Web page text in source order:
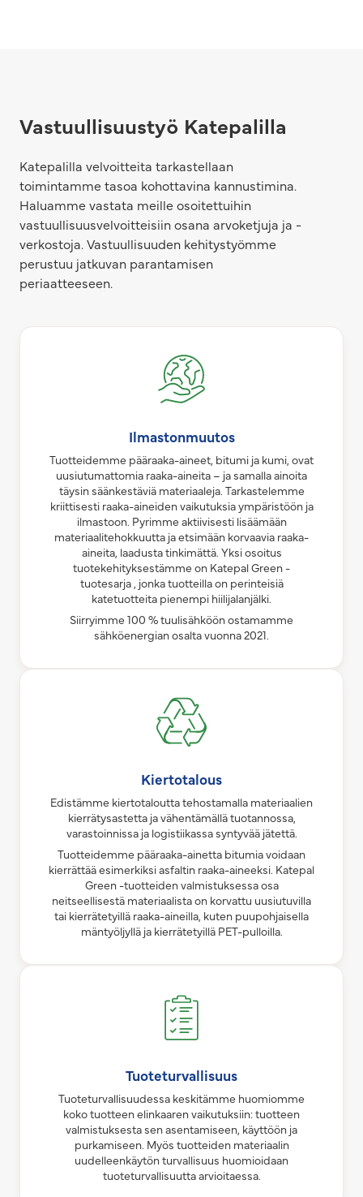
Vastuullisuustyö Katepalilla
Katepalilla velvoitteita tarkastellaan
toimintamme tasoa kohottavina kannustimina.
Haluamme vastata meille osoitettuihin
vastuullisuusvelvoitteisiin osana arvoketjuja ja -
verkostoja. Vastuullisuuden kehitystyömme
perustuu jatkuvan parantamisen
periaatteeseen.
Ilmastonmuutos
Tuotteidemme pääraaka-aineet, bitumi ja kumi, ovat
uusiutumattomia raaka-aineita – ja samalla ainoita
täysin säänkestäviä materiaaleja. Tarkastelemme
kriittisesti raaka-aineiden vaikutuksia ympäristöön ja
ilmastoon. Pyrimme aktiivisesti lisäämään
materiaalitehokkuutta ja etsimään korvaavia raaka-
aineita, laadusta tinkimättä. Yksi osoitus
tuotekehityksestämme on Katepal Green -
tuotesarja , jonka tuotteilla on perinteisiä
katetuotteita pienempi hiilijalanjälki.
Siirryimme 100 % tuulisähköön ostamamme
sähköenergian osalta vuonna 2021.
Kiertotalous
Edistämme kiertotaloutta tehostamalla materiaalien
kierrätysastetta ja vähentämällä tuotannossa,
varastoinnissa ja logistiikassa syntyvää jätettä.
Tuotteidemme pääraaka-ainetta bitumia voidaan
kierrättää esimerkiksi asfaltin raaka-aineeksi. Katepal
Green -tuotteiden valmistuksessa osa
neitseellisestä materiaalista on korvattu uusiutuvilla
tai kierrätetyillä raaka-aineilla, kuten puupohjaisella
mäntyöljyllä ja kierrätetyillä PET-pulloilla.
Tuoteturvallisuus
Tuoteturvallisuudessa keskitämme huomiomme
koko tuotteen elinkaaren vaikutuksiin: tuotteen
valmistuksesta sen asentamiseen, käyttöön ja
purkamiseen. Myös tuotteiden materiaalin
uudelleenkäytön turvallisuus huomioidaan
tuoteturvallisuutta arvioitaessa.